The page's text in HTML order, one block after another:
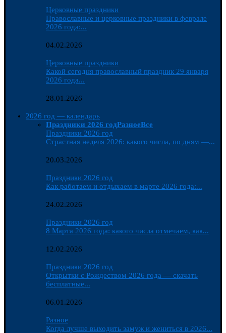
Церковные праздники
Православные и церковные праздники в феврале
2026 года:...
04.02.2026
Церковные праздники
Какой сегодня православный праздник 29 января
2026 года...
28.01.2026
2026 год — календарь
Праздники 2026 годРазноеВсе
Праздники 2026 год
Страстная неделя 2026: какого числа, по дням —...
20.03.2026
Праздники 2026 год
Как работаем и отдыхаем в марте 2026 года:...
24.02.2026
Праздники 2026 год
8 Марта 2026 года: какого числа отмечаем, как...
12.02.2026
Праздники 2026 год
Открытки с Рождеством 2026 года — скачать
бесплатные...
06.01.2026
Разное
Когда лучше выходить замуж и жениться в 2026...